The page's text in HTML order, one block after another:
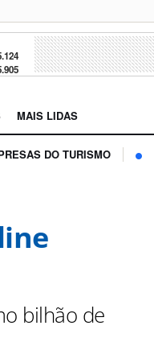
MAIS LIDAS
DO TURISMO
bilhão de